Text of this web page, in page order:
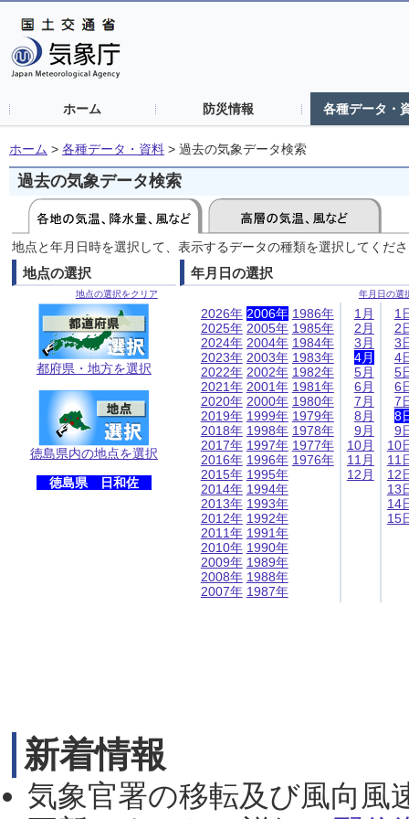
ホーム 防災情報 各種データ・
ホーム > 各種データ・資料 > 過去の気象データ検索
過去の気象データ検索
地点と年月日時を選択して、表示するデータの種類を選択してくだ
地点の選択
地点の選択をクリア
都府県・地方を選択
徳島県内の地点を選択
徳島県 日和佐
年月日の選択
年月日の選
2026年
2025年
2024年
2023年
2022年
2021年
2020年
2019年
2018年
2017年
2016年
2015年
2014年
2013年
2012年
2011年
2010年
2009年
2008年
2007年
2006年
2005年
2004年
2003年
2002年
2001年
2000年
1999年
1998年
1997年
1996年
1995年
1994年
1993年
1992年
1991年
1990年
1989年
1988年
1987年
1986年
1985年
1984年
1983年
1982年
1981年
1980年
1979年
1978年
1977年
1976年
1月
2月
3月
4月
5月
6月
7月
8月
9月
10月
11月
12月
1
2
3
4
5
6
7
8
9
10
11
12
13
14
15
新着情報
気象官署の移転及び風向風